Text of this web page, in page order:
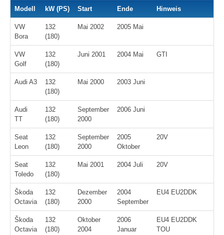
Modell kW (PS) Start Ende Hinweis
VW
Bora
132
(180)
Mai 2002 2005 Mai
VW
Golf
132
(180)
Juni 2001 2004 Mai GTI
Audi A3
132
(180)
Mai 2000 2003 Juni
Audi
TT
132
(180)
September
2000
2006 Juni
Seat
Leon
132
(180)
September
2000
2005
Oktober
20V
Seat
Toledo
132
(180)
Mai 2001 2004 Juli 20V
Škoda
Octavia
132
(180)
Dezember
2000
2004
September
EU4 EU2DDK
Škoda
Octavia
132
(180)
Oktober
2004
2006
Januar
EU4 EU2DDK
TOU